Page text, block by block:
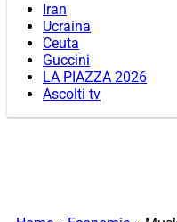
Iran
Ucraina
Ceuta
Guccini
LA PIAZZA 2026
Ascolti tv